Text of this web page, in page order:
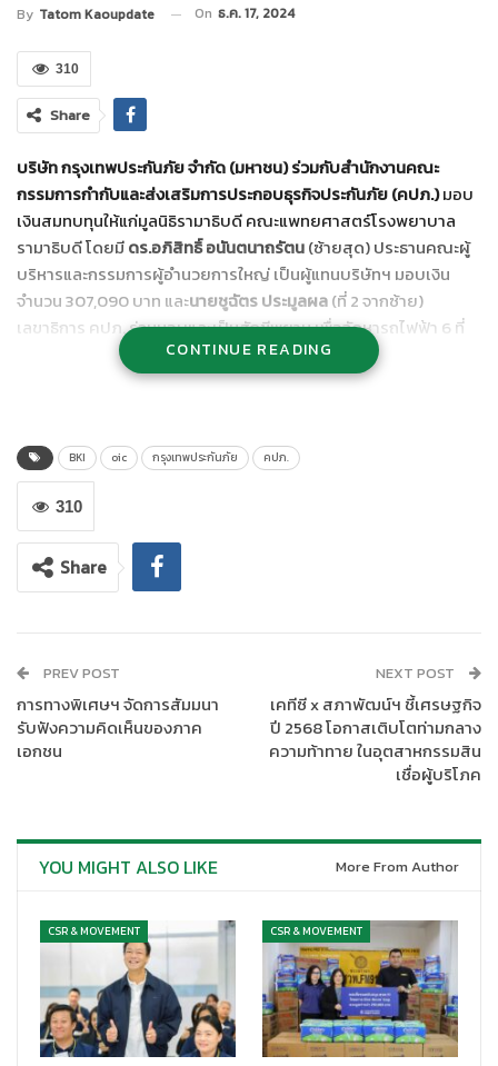
By Tatom Kaoupdate On ธ.ค. 17, 2024
310
Share
บริษัท กรุงเทพประกันภัย จำกัด (มหาชน) ร่วมกับสำนักงานคณะ
กรรมการกำกับและส่งเสริมการประกอบธุรกิจประกันภัย (คปภ.)มอบ
เงินสมทบทุนให้แก่มูลนิธิรามาธิบดี คณะแพทยศาสตร์โรงพยาบาล
รามาธิบดี โดยมีดร.อภิสิทธิ์ อนันตนาถรัตน(ซ้ายสุด) ประธานคณะผู้
บริหารและกรรมการผู้อำนวยการใหญ่ เป็นผู้แทนบริษัทฯ มอบเงิน
จำนวน 307,090 บาท และนายชูฉัตร ประมูลผล(ที่ 2 จากซ้าย)
เลขาธิการ คปภ. ร่วมมอบและเป็นสักขีพยาน เพื่อจัดหารถไฟฟ้า 6 ที่
นั่ง สำหรับให้บริการอำนวยความสะดวกแก่ผู้ป่วย ผู้สูงอายุ และ
ประชาชนผู้ที่มาใช้บริการโรงพยาบาลรามาธิบดี โดยมี
ขวา) และผศ.นพ.ภุชงค์ ลิขิตธนสมบัติรองคณบดีฝ่ายกายภาพและ
สิ่งอำนวยความสะดวก (ขวาสุด) เป็นผู้รับมอบ ณ สำนักงานคณบดี
คณะแพทยศาสตร์โรงพยาบาลรามาธิบดี มหาวิทยาลัยมหิดล เมื่อวันที่
13 ธันวาคม 2567
บมจ.กรุงเทพประกันภัย ให้ความสำคัญกับการดำเนินธุรกิจตามหลัก
โครงการต่างๆ ที่ส่งเสริมการเข้าถึงบริการทางการแพทย์ เพื่อยก
ระดับคุณภาพชีวิตและสร้างความยั่งยืนให้แก่สังคม
CONTINUE READING
BKI oic กรุงเทพประกันภัย คปภ.
310
Share
PREV POST
การทางพิเศษฯ จัดการสัมมนา
รับฟังความคิดเห็นของภาค
เอกชน
NEXT POST
เคทีซี x สภาพัฒน์ฯ ชี้เศรษฐกิจ
ปี 2568 โอกาสเติบโตท่ามกลาง
ความท้าทาย ในอุตสาหกรรมสิน
เชื่อผู้บริโภค
YOU MIGHT ALSO LIKE More From Author
CSR & MOVEMENT CSR & MOVEMENT